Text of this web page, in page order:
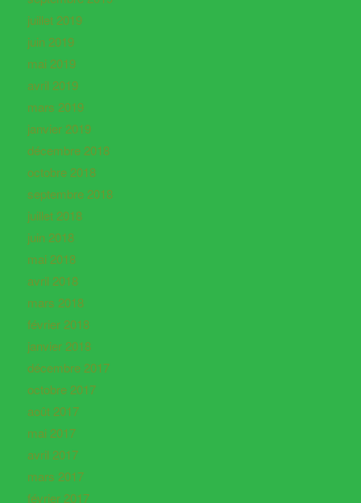
juillet 2019
juin 2019
mai 2019
avril 2019
mars 2019
janvier 2019
décembre 2018
octobre 2018
septembre 2018
juillet 2018
juin 2018
mai 2018
avril 2018
mars 2018
février 2018
janvier 2018
décembre 2017
octobre 2017
août 2017
mai 2017
avril 2017
mars 2017
février 2017